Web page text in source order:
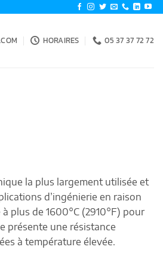
HORAIRES 05 37 37 72 72
la plus largement utilisée et
d’ingénierie en raison
plus de 1600°C (2910°F) pour
présente une résistance
à température élevée.